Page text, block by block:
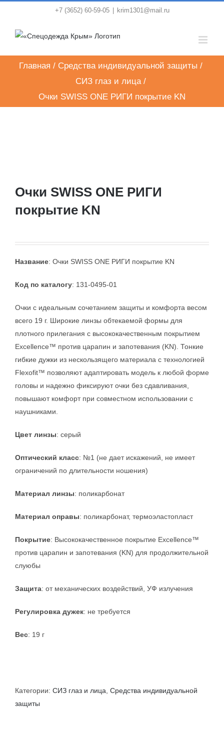
content
+7 (3652) 60-59-05 krim1301@mail.ru
Главная / Средства индивидуальной защиты /
СИЗ глаз и лица /
Очки SWISS ONE РИГИ покрытие KN
Очки SWISS ONE РИГИ
покрытие KN
Название: Очки SWISS ONE РИГИ покрытие KN
Код по каталогу: 131-0495-01
Очки с идеальным сочетанием защиты и комфорта весом
всего 19 г. Широкие линзы обтекаемой формы для
плотного прилегания с высококачественным покрытием
Excellence™ против царапин и запотевания (KN). Тонкие
гибкие дужки из нескользящего материала с технологией
Flexofit™ позволяют адаптировать модель к любой форме
головы и надежно фиксируют очки без сдавливания,
повышают комфорт при совместном использовании с
наушниками.
Цвет линзы: серый
Оптический класс: №1 (не дает искажений, не имеет
ограничений по длительности ношения)
Материал линзы: поликарбонат
Материал оправы: поликарбонат, термоэластопласт
Покрытие: Высококачественное покрытие Excellence™
против царапин и запотевания (KN) для продолжительной
слуюбы
Защита: от механических воздействий, УФ излучения
Регулировка дужек: не требуется
Вес: 19 г
Категории: СИЗ глаз и лица Средства индивидуальной
защиты